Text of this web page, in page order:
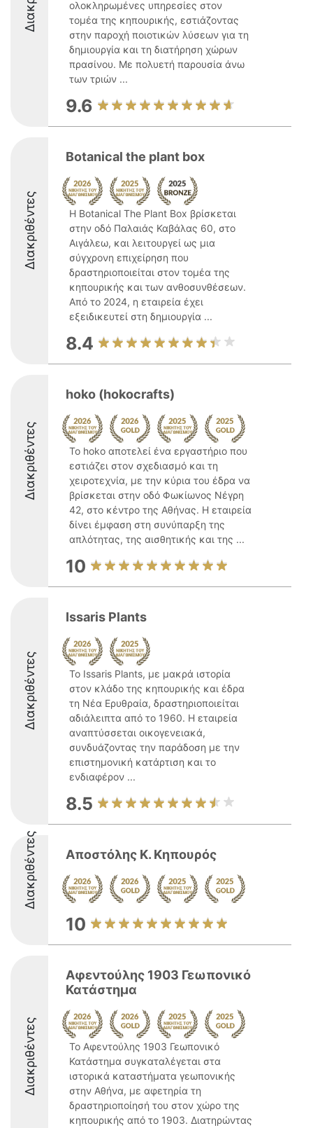
ολοκληρωμένες υπηρεσίες στον
τομέα της κηπουρικής, εστιάζοντας
στην παροχή ποιοτικών λύσεων για τη
δημιουργία και τη διατήρηση χώρων
πρασίνου. Με πολυετή παρουσία άνω
των τριών ...
9.6
Διακριθέντες
Botanical the plant box
Η Botanical The Plant Box βρίσκεται
στην οδό Παλαιάς Καβάλας 60, στο
Αιγάλεω, και λειτουργεί ως μια
σύγχρονη επιχείρηση που
δραστηριοποιείται στον τομέα της
κηπουρικής και των ανθοσυνθέσεων.
Από το 2024, η εταιρεία έχει
εξειδικευτεί στη δημιουργία ...
8.4
Διακριθέντες
hoko (hokocrafts)
Το hoko αποτελεί ένα εργαστήριο που
εστιάζει στον σχεδιασμό και τη
χειροτεχνία, με την κύρια του έδρα να
βρίσκεται στην οδό Φωκίωνος Νέγρη
42, στο κέντρο της Αθήνας. Η εταιρεία
δίνει έμφαση στη συνύπαρξη της
απλότητας, της αισθητικής και της ...
10
Διακριθέντες
Issaris Plants
Το Issaris Plants, με μακρά ιστορία
στον κλάδο της κηπουρικής και έδρα
τη Νέα Ερυθραία, δραστηριοποιείται
αδιάλειπτα από το 1960. Η εταιρεία
αναπτύσσεται οικογενειακά,
συνδυάζοντας την παράδοση με την
επιστημονική κατάρτιση και το
ενδιαφέρον ...
8.5
Διακριθέντες Αποστόλης Κ. Κηπουρός
10
Διακριθέντες
Αφεντούλης 1903 Γεωπονικό
Κατάστημα
Το Αφεντούλης 1903 Γεωπονικό
Κατάστημα συγκαταλέγεται στα
ιστορικά καταστήματα γεωπονικής
στην Αθήνα, με αφετηρία τη
δραστηριοποίησή του στον χώρο της
κηπουρικής από το 1903. Διατηρώντας